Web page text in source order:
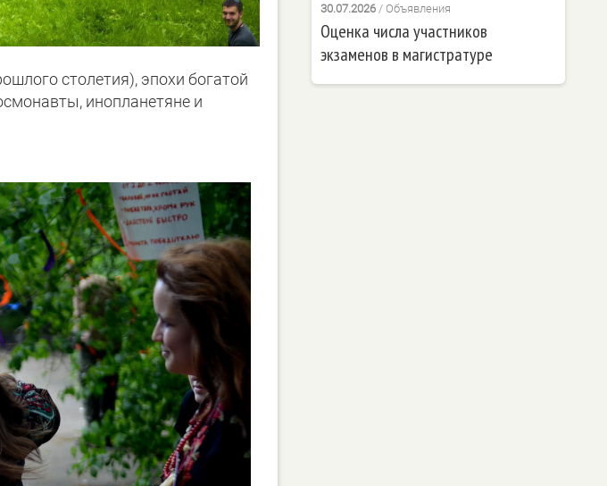
столетия), эпохи богатой
инопланетяне и
30.07.2026/ Объявления
Оценка числа участников
экзаменов в магистратуре